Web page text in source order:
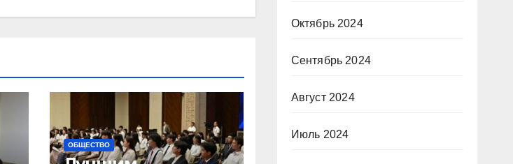
ОБЩЕСТВО
Октябрь 2024
Сентябрь 2024
Август 2024
Июль 2024